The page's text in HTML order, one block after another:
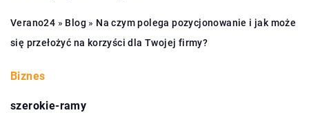
Verano24 » Blog » Na czym polega pozycjonowanie i jak może
się przełożyć na korzyści dla Twojej firmy?
Biznes
szerokie-ramy